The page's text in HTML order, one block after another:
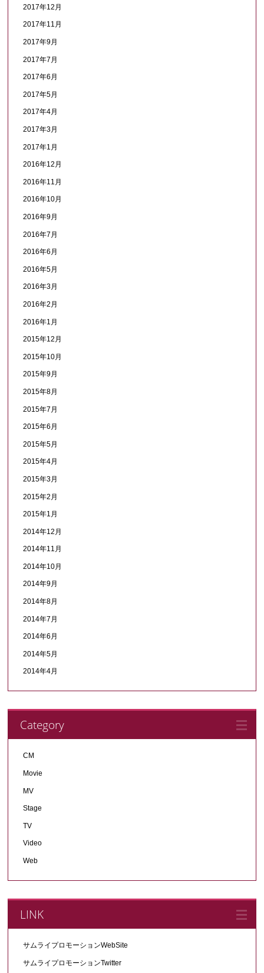
2017年12月
2017年11月
2017年9月
2017年7月
2017年6月
2017年5月
2017年4月
2017年3月
2017年1月
2016年12月
2016年11月
2016年10月
2016年9月
2016年7月
2016年6月
2016年5月
2016年3月
2016年2月
2016年1月
2015年12月
2015年10月
2015年9月
2015年8月
2015年7月
2015年6月
2015年5月
2015年4月
2015年3月
2015年2月
2015年1月
2014年12月
2014年11月
2014年10月
2014年9月
2014年8月
2014年7月
2014年6月
2014年5月
2014年4月
Category
CM
Movie
MV
Stage
TV
Video
Web
LINK
サムライプロモーションWebSite
サムライプロモーションTwitter